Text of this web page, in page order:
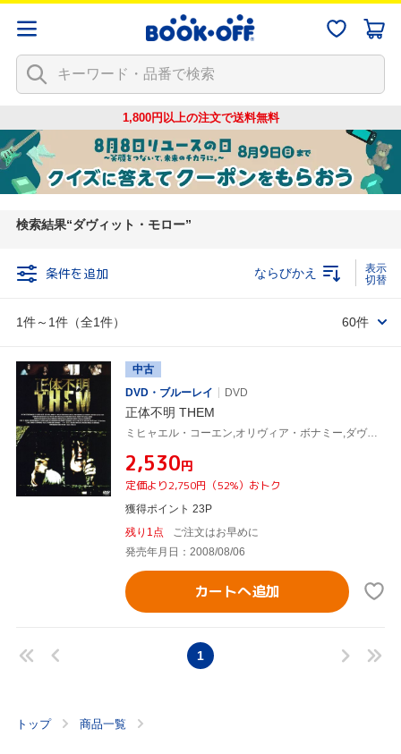
1,800円以上の注文で送料無料
検索結果 ダヴィット・モロー
条件を追加
1件～1件（全1件）
ならびかえ
60件
中古
DVD・ブルーレイ
DVD
正体不明 THEM
ミヒャエル・コーエン,オリヴィア・ボナミー,ダヴィット・モロー(監督),ザヴィエ・パリュ(監督)
¥2,530円
定価より2,750円（52%）おトク
獲得ポイント 23P
残り1点
ご注文はお早めに
発売年月日：2008/08/06
カートへ追加
1
トップ 商品一覧